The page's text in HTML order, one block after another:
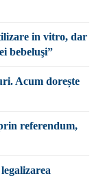
in vitro, dar
bebeluşi”
Acum dorește
referendum,